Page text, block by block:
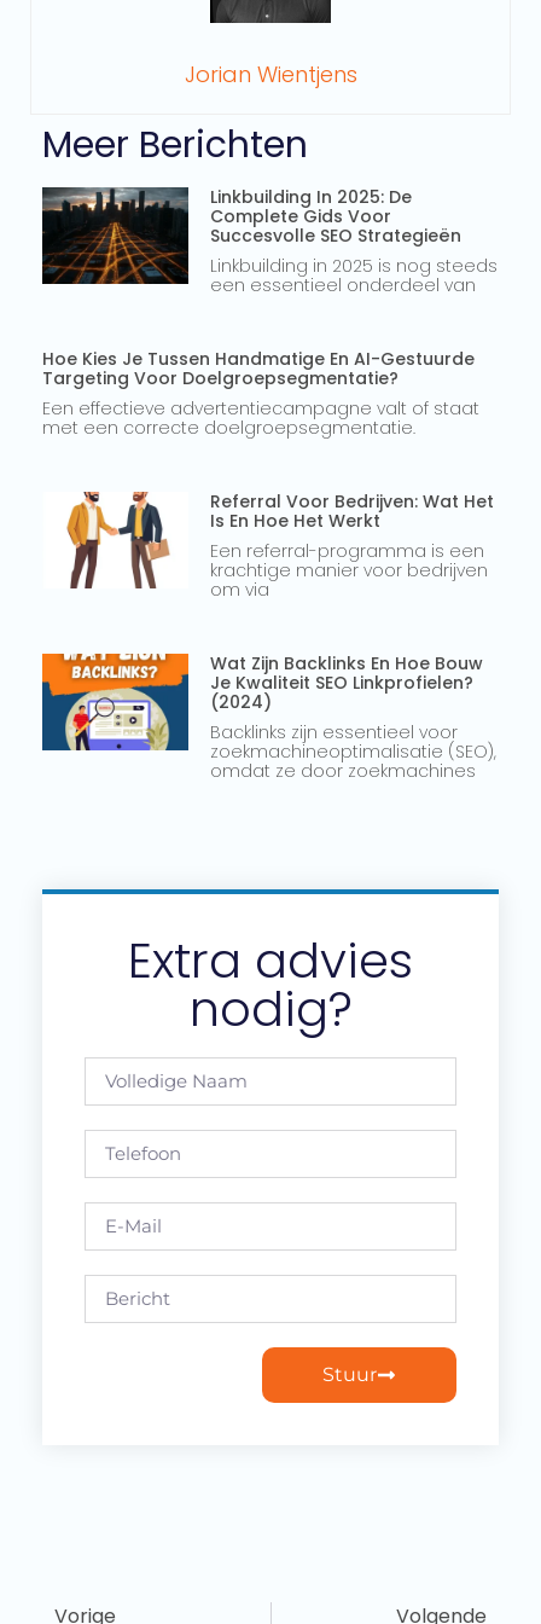
Jorian Wientjens
Meer Berichten
Linkbuilding In 2025: De
Complete Gids Voor
Succesvolle SEO Strategieën
Linkbuilding in 2025 is nog steeds
een essentieel onderdeel van
Hoe Kies Je Tussen Handmatige En AI-Gestuurde
Targeting Voor Doelgroepsegmentatie?
Een effectieve advertentiecampagne valt of staat
met een correcte doelgroepsegmentatie.
Referral Voor Bedrijven: Wat Het
Is En Hoe Het Werkt
Een referral-programma is een
krachtige manier voor bedrijven
om via
Wat Zijn Backlinks En Hoe Bouw
Je Kwaliteit SEO Linkprofielen?
(2024)
Backlinks zijn essentieel voor
zoekmachineoptimalisatie (SEO),
omdat ze door zoekmachines
Extra advies
nodig?
Stuur
Vorige Volgende